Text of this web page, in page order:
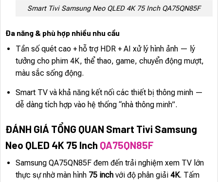
Smart Tivi Samsung Neo QLED 4K 75 Inch QA75QN85F
Đa năng & phù hợp nhiều nhu cầu
Tần số quét cao + hỗ trợ HDR + AI xử lý hình ảnh — lý
tưởng cho phim 4K, thể thao, game, chuyển động mượt,
màu sắc sống động.
Smart TV và khả năng kết nối các thiết bị thông minh —
dễ dàng tích hợp vào hệ thống “nhà thông minh”.
ĐÁNH GIÁ TỔNG QUAN Smart Tivi Samsung
Neo QLED 4K 75 Inch QA75QN85F
Samsung QA75QN85F đem đến trải nghiệm xem TV lớn
thực sự nhờ màn hình 75 inchvới độ phân giải 4K. Tấm